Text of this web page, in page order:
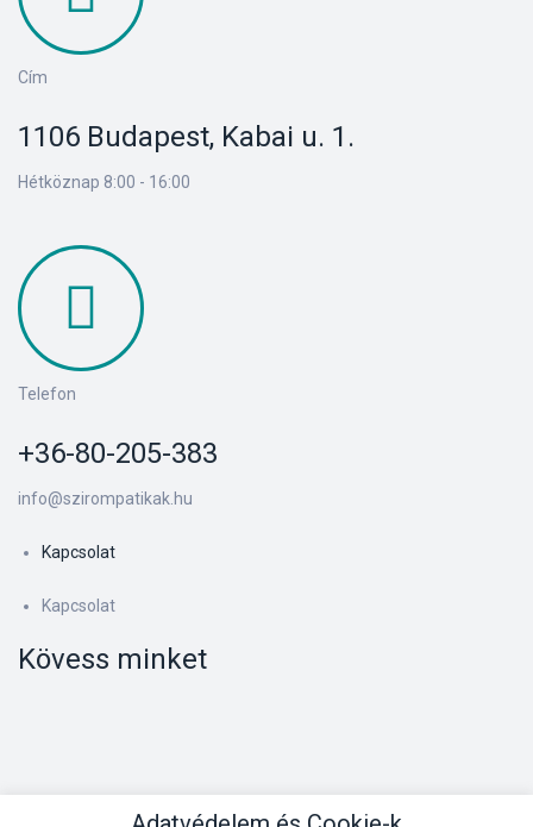
Cím
1106 Budapest, Kabai u. 1.
Hétköznap 8:00 - 16:00
Telefon
+36-80-205-383
info@szirompatikak.hu
Kapcsolat
Kapcsolat
Kövess minket